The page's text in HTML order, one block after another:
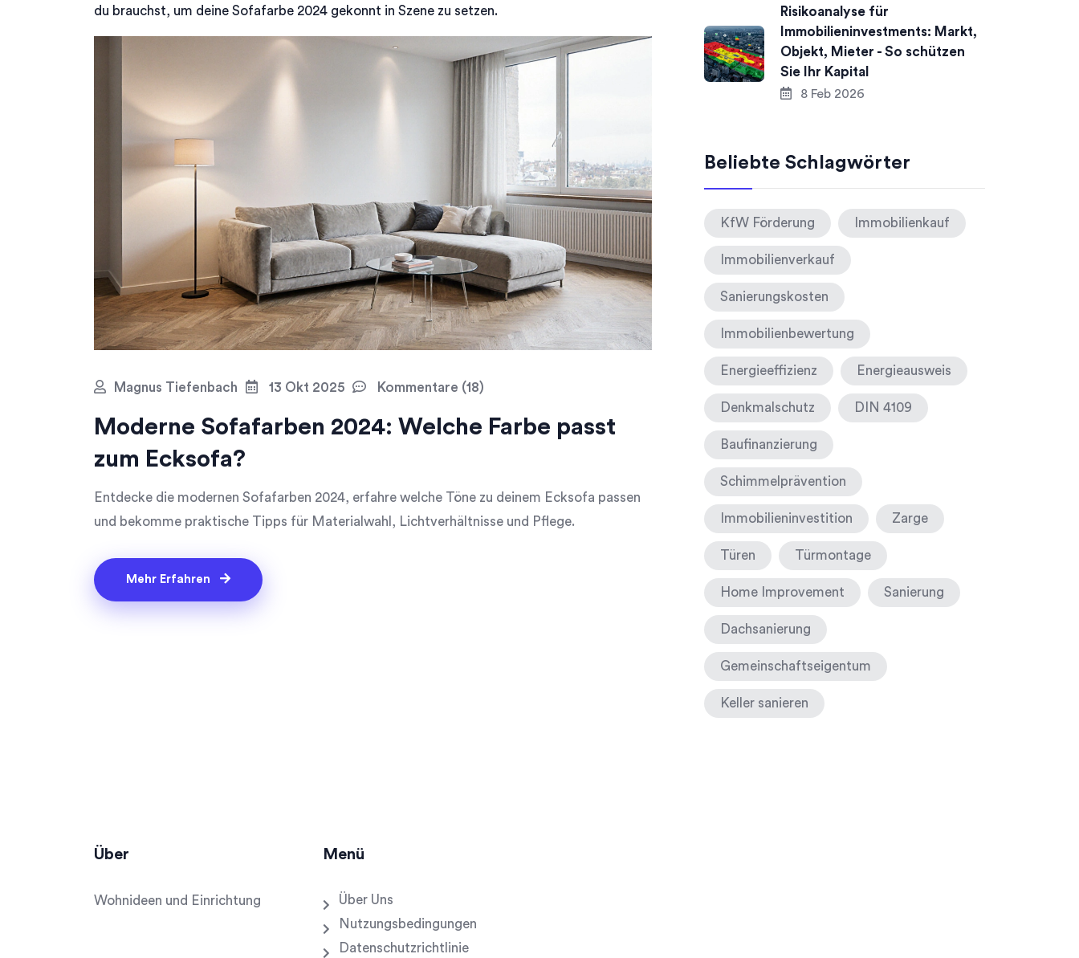
du brauchst, um deine Sofafarbe 2024 gekonnt in Szene zu setzen.
Magnus Tiefenbach 13 Okt 2025 Kommentare (18)
Moderne Sofafarben 2024: Welche Farbe passt
zum Ecksofa?
Entdecke die modernen Sofafarben 2024, erfahre welche Töne zu deinem Ecksofa passen
und bekomme praktische Tipps für Materialwahl, Lichtverhältnisse und Pflege.
Mehr Erfahren
Risikoanalyse für
Immobilieninvestments: Markt,
Objekt, Mieter - So schützen
Sie Ihr Kapital
8 Feb 2026
Beliebte Schlagwörter
KfW Förderung Immobilienkauf
Immobilienverkauf
Sanierungskosten
Immobilienbewertung
Energieeffizienz Energieausweis
Denkmalschutz DIN 4109
Baufinanzierung
Schimmelprävention
Immobilieninvestition Zarge
Türen Türmontage
Home Improvement Sanierung
Dachsanierung
Gemeinschaftseigentum
Keller sanieren
Über
Wohnideen und Einrichtung
Menü
Über Uns
Nutzungsbedingungen
Datenschutzrichtlinie